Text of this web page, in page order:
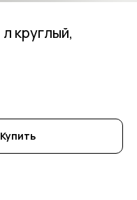
круглый,
Купить